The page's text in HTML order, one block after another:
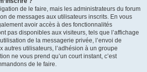
de le faire, mais les administrateurs du forum
de messages aux utilisateurs inscrits. En vous
avoir accès à des fonctionnalités
pas disponibles aux visiteurs, tels que l’affichage
de la messagerie privée, l’envoi de
autres utilisateurs, l’adhésion à un groupe
ne vous prend qu’un court instant, c’est
de le faire.